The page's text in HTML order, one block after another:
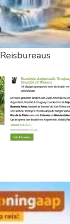
Reisbureaus